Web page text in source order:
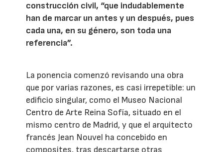
construcción civil, “que indudablemente
han de marcar un antes y un después, pues
cada una, en su género, son toda una
referencia”.
La ponencia comenzó revisando una obra
que por varias razones, es casi irrepetible: un
edificio singular, como el Museo Nacional
Centro de Arte Reina Sofía, situado en el
mismo centro de Madrid, y que el arquitecto
francés Jean Nouvel ha concebido en